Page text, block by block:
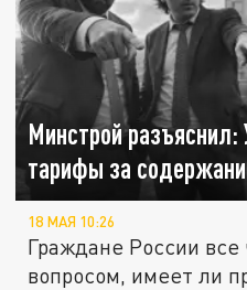
Минстрой разъяснил:
тарифы за
18 МАЯ 10:26
Граждане России
вопросом, имеет ли